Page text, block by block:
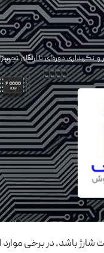
نگهداری دوره‌ای تا ارتقای
باشد، در برخی